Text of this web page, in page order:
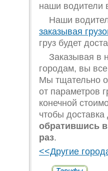
наши водители
Наши
заказывая
груз будет
Заказывая в
городам, вы
Мы тщательно
от параметров
конечной
чтобы
обратившись
раз.
<<Другие